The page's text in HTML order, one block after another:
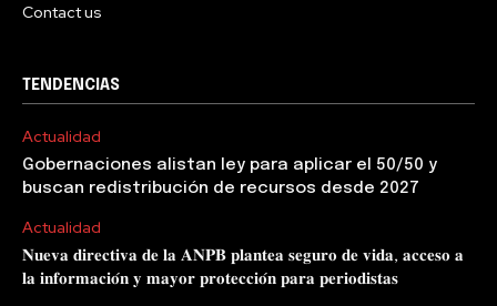
Contact us
TENDENCIAS
Actualidad
Gobernaciones alistan ley para aplicar el 50/50 y
buscan redistribución de recursos desde 2027
Actualidad
𝐍𝐮𝐞𝐯𝐚 𝐝𝐢𝐫𝐞𝐜𝐭𝐢𝐯𝐚 𝐝𝐞 𝐥𝐚 𝐀𝐍𝐏𝐁 𝐩𝐥𝐚𝐧𝐭𝐞𝐚 𝐬𝐞𝐠𝐮𝐫𝐨 𝐝𝐞 𝐯𝐢𝐝𝐚, 𝐚𝐜𝐜𝐞𝐬𝐨 𝐚
𝐥𝐚 𝐢𝐧𝐟𝐨𝐫𝐦𝐚𝐜𝐢𝐨́𝐧 𝐲 𝐦𝐚𝐲𝐨𝐫 𝐩𝐫𝐨𝐭𝐞𝐜𝐜𝐢𝐨́𝐧 𝐩𝐚𝐫𝐚 𝐩𝐞𝐫𝐢𝐨𝐝𝐢𝐬𝐭𝐚𝐬